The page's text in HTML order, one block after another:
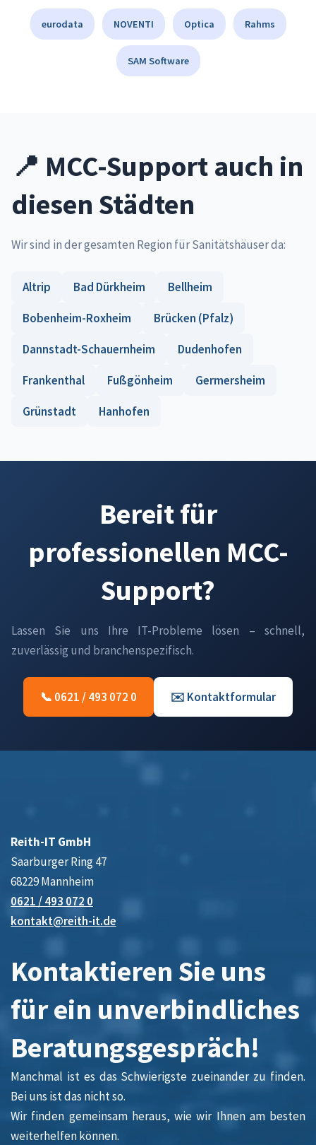
eurodata NOVENTI Optica Rahms
SAM Software
📍 MCC-Support auch in
diesen Städten
Wir sind in der gesamten Region für Sanitätshäuser da:
Altrip Bad Dürkheim
Bellheim
Bobenheim-Roxheim
Brücken (Pfalz)
Dannstadt-Schauernheim
Dudenhofen
Frankenthal
Fußgönheim
Germersheim
Grünstadt
Hanhofen
Bereit für
professionellen MCC-
Support?
Lassen Sie uns Ihre IT-Probleme lösen – schnell,
zuverlässig und branchenspezifisch.
📞 0621 / 493 072 0 ✉️ Kontaktformular
Reith-IT GmbH
Saarburger Ring 47
68229 Mannheim
0621 / 493 072 0
kontakt@reith-it.de
Kontaktieren Sie uns
für ein unverbindliches
Beratungsgespräch!
Manchmal ist es das Schwierigste zueinander zu finden.
Bei uns ist das nicht so.
Wir finden gemeinsam heraus, wie wir Ihnen am besten
weiterhelfen können.